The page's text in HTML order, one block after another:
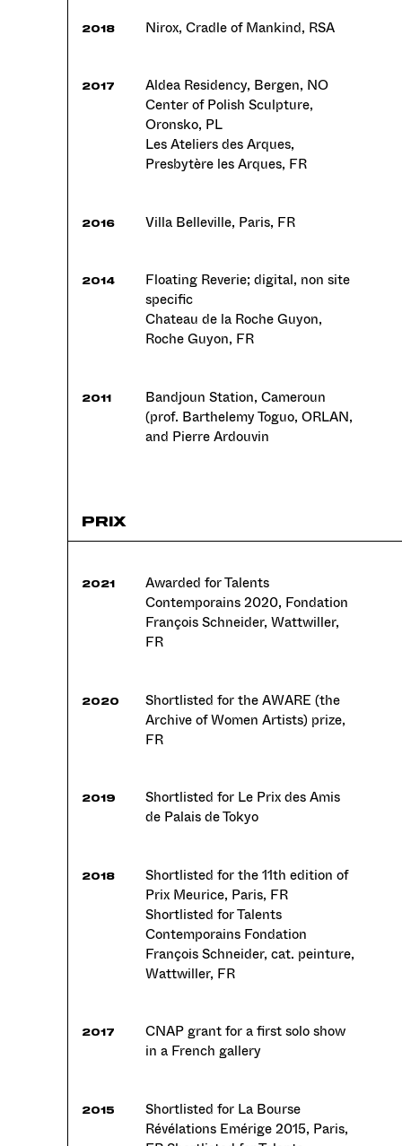
2018 Nirox, Cradle of Mankind, RSA
2017
Aldea Residency, Bergen, NO
Center of Polish Sculpture,
Oronsko, PL
Les Ateliers des Arques,
Presbytère les Arques, FR
2016 Villa Belleville, Paris, FR
2014
Floating Reverie; digital, non site
specific
Chateau de la Roche Guyon,
Roche Guyon, FR
2011
Bandjoun Station, Cameroun
(prof. Barthelemy Toguo, ORLAN,
and Pierre Ardouvin
PRIX
2021
Awarded for Talents
Contemporains 2020, Fondation
François Schneider, Wattwiller,
FR
2020
Shortlisted for the AWARE (the
Archive of Women Artists) prize,
FR
2019
Shortlisted for Le Prix des Amis
de Palais de Tokyo
2018
Shortlisted for the 11th edition of
Prix Meurice, Paris, FR
Shortlisted for Talents
Contemporains Fondation
François Schneider, cat. peinture,
Wattwiller, FR
2017
CNAP grant for a first solo show
in a French gallery
2015
Shortlisted for La Bourse
Révélations Emérige 2015, Paris,